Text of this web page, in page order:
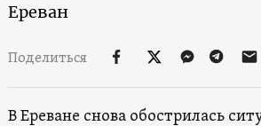
Ереван
Поделиться
В Ереване снова обострилась